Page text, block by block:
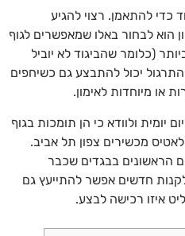
כדי להתאמן. רצוי להגיע
הוא לבחור באלו שמאפשרים לגוף
(כלומר שהביגוד לא יוביל
יכול להתבצע גם כשיחפים
או מיוחדות לאימון.
יומית ולוודא כי הן תומכות בגוף
מכשירים צפון תל אביב.
הראשונים בבגדים שכבר
חדשים אפשר להתייעץ גם
איזו רכישה לבצע.